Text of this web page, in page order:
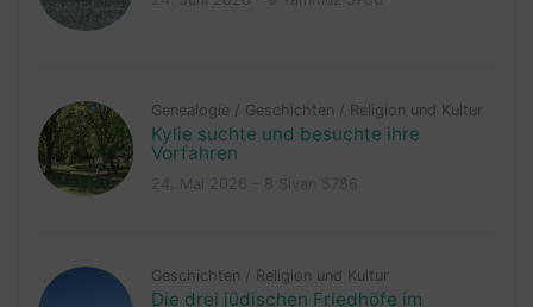
Genealogie / Geschichten / Religion und Kultur
Kylie suchte und besuchte ihre
Vorfahren
Geschichten / Religion und Kultur
Die drei jüdischen Friedhöfe im